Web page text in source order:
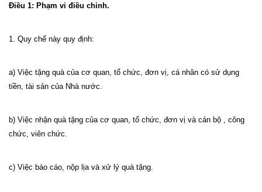
Điều 1: Phạm vi điều chỉnh.
1. Quy chế này quy định:
a) Việc tặng quà của cơ quan, tổ chức, đơn vị, cá nhân có sử dụng
tiền, tài sản của Nhà nước.
b) Việc nhận quà tặng của cơ quan, tổ chức, đơn vị và cán bộ , công
chức, viên chức.
c) Việc báo cáo, nộp lịa và xử lý quà tặng.